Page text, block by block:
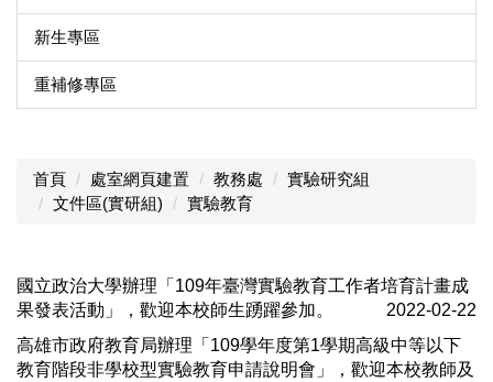
新生專區
重補修專區
首頁 處室網頁建置 教務處
實驗研究組
文件區(實研組)
實驗教育
國立政治大學辦理「109年臺灣實驗教育工作者培育計畫成
果發表活動」，歡迎本校師生踴躍參加。
2022-02-22
高雄市政府教育局辦理「109學年度第1學期高級中等以下
教育階段非學校型實驗教育申請說明會」，歡迎本校教師及